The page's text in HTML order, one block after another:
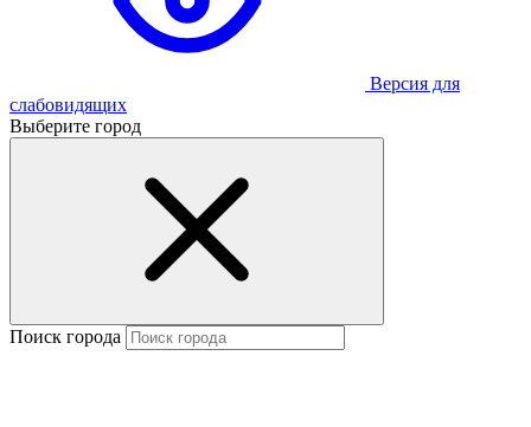
Версия для
слабовидящих
Выберите город
Поиск города